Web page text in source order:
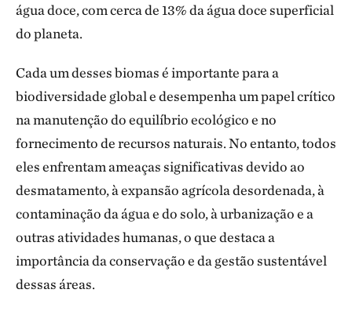
água doce, com cerca de 13% da água doce superficial
do planeta.
Cada um desses biomas é importante para a
biodiversidade global e desempenha um papel crítico
na manutenção do equilíbrio ecológico e no
fornecimento de recursos naturais. No entanto, todos
eles enfrentam ameaças significativas devido ao
desmatamento, à expansão agrícola desordenada, à
contaminação da água e do solo, à urbanização e a
outras atividades humanas, o que destaca a
importância da conservação e da gestão sustentável
dessas áreas.